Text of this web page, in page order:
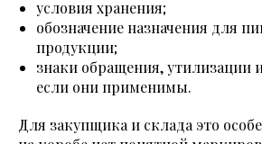
условия хранения;
обозначение назначения для
продукции;
знаки обращения, утилизации
если они применимы.
Для закупщика и склада это